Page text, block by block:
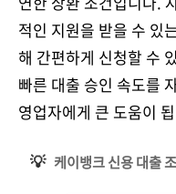
적인 지원을 받을 수 있
해 간편하게 신청할 수
빠른 대출 승인 속도를
영업자에게 큰 도움이
💡 케이뱅크 신용 대출